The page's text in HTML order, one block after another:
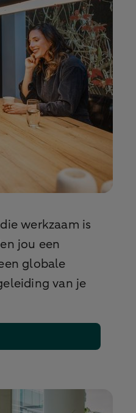
werkzaam is
jou een
globale
van je